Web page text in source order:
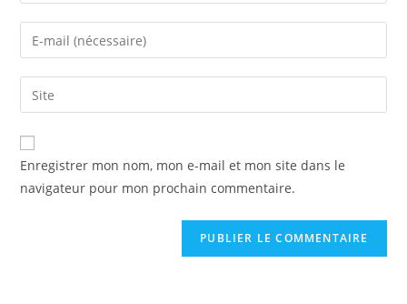
Enregistrer mon nom, mon e-mail et mon site dans le
navigateur pour mon prochain commentaire.